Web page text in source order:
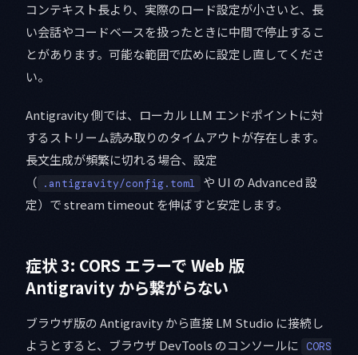
コンテキスト長より、実際のロード設定が小さいと、長
い会話やコードベースを扱ったときに中間で停止するこ
とがあります。可能な範囲で広めに設定し直してくださ
い。
Antigravity 側では、ローカル LLM エンドポイントに対
するストリーム読み取りのタイムアウトが存在します。
長文生成が頻繁に切れる場合、設定
（ .antigravity/config.toml
や UI の Advanced 設
定）で stream timeout を伸ばすと安定します。
症状 3: CORS エラーで Web 版
Antigravity から繋がらない
ブラウザ版の Antigravity から直接 LM Studio に接続し
ようとすると、ブラウザ DevTools のコンソールに CORS